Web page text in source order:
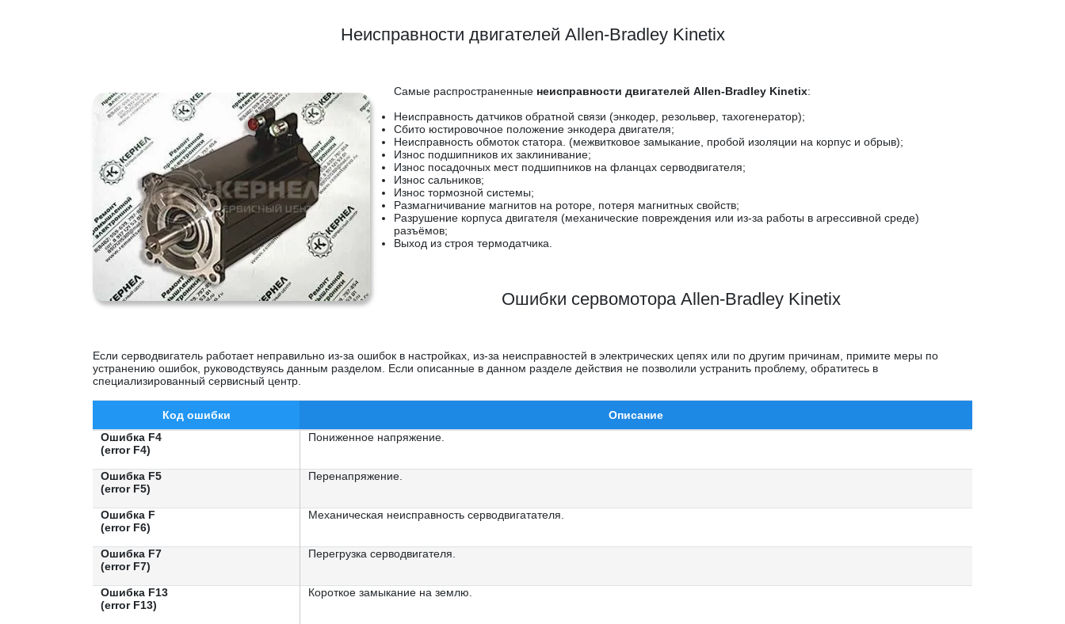
Неисправности двигателей Allen-Bradley Kinetix
Самые распространенные неисправности двигателей Allen-Bradley Kinetix:
Неисправность датчиков обратной связи (энкодер, резольвер, тахогенератор);
Сбито юстировочное положение энкодера двигателя;
Неисправность обмоток статора. (межвитковое замыкание, пробой изоляции на корпус и обрыв);
Износ подшипников их заклинивание;
Износ посадочных мест подшипников на фланцах серводвигателя;
Износ сальников;
Износ тормозной системы;
Размагничивание магнитов на роторе, потеря магнитных свойств;
Разрушение корпуса двигателя (механические повреждения или из-за работы в агрессивной среде)
разъёмов;
Выход из строя термодатчика.
Ошибки сервомотора Allen-Bradley Kinetix
Если серводвигатель работает неправильно из-за ошибок в настройках, из-за неисправностей в электрических цепях или по другим причинам, примите меры по
устранению ошибок, руководствуясь данным разделом. Если описанные в данном разделе действия не позволили устранить проблему, обратитесь в
специализированный сервисный центр.
Код ошибки
Описание
Ошибка F4
(error F4)
Пониженное напряжение.
Ошибка F5
(error F5)
Перенапряжение.
Ошибка F
(error F6)
Механическая неисправность серводвигатателя.
Ошибка F7
(error F7)
Перегрузка серводвигателя.
Ошибка F13
(error F13)
Короткое замыкание на землю.